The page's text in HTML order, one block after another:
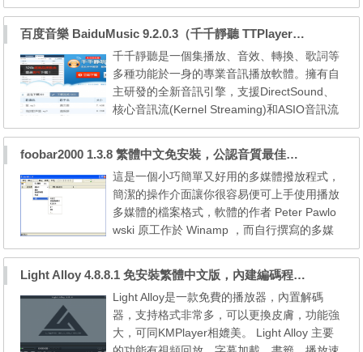
與iOS裝置的檔案的主要工具之一。此外，iTu
蘋果公司在當地有開放該服務的情況下），以
便下載購買的數位音樂、音樂影片、電視節
目、iPod遊戲、各種Podcast以及標準長片。
下載位置：[ 32 位元版 ...
百度音樂 BaiduMusic 9.2.0.3（千千靜聽 TTPlayer）繁體中文免安裝，顯示歌詞的MP3播放軟體
千千靜聽是一個集播放、音效、轉換、歌詞等
多種功能於一身的專業音訊播放軟體。擁有自
主研發的全新音訊引擎，支援DirectSound、
核心音訊流(Kernel Streaming)和ASIO音訊流
輸出、AddIn外掛程式擴展技術，具有資源佔
用低、運行效率高、擴展能力強等優點。於20
13年7月的7.1.0版「千千靜聽 TTPlayer」正
式改名為「百度音樂 BaiduMusic」。 支援M
P3/mp3PRO、AAC/AAC+、M4A/MP4、WM
A、APE、MPC、OGG、WAVE、CD...
foobar2000 1.3.8 繁體中文免安裝，公認音質最佳的MP3播放程式
這是一個小巧簡單又好用的多媒體撥放程式，
簡潔的操作介面讓你很容易便可上手使用播放
多媒體的檔案格式，軟體的作者 Peter Pawlo
wski 原工作於 Winamp ，而自行撰寫的多媒
體撥放程式，其最大的特色便是只耗用相當低
的系統資源便可播放多媒體的檔案格式，據資
料顯示只用到 1.9M 的記憶體即可。用多了其
他的多媒體撥放程式的網友，可以試試這款小
巧簡單又好用的多媒體撥放程式。 主要功
能： # 可支援MP3, M...
Light Alloy 4.8.8.1 免安裝繁體中文版，內建編碼程式的影片播放軟體
Light Alloy是一款免費的播放器，內置解碼
器，支持格式非常多，可以更換皮膚，功能強
大，可同KMPlayer相媲美。 Light Alloy 主要